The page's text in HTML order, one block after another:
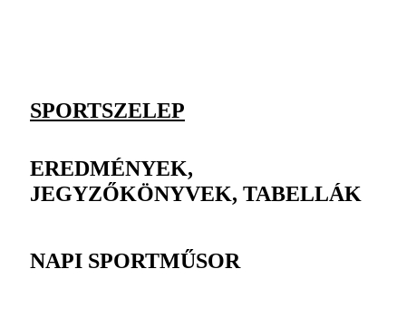
SPORTSZELEP
EREDMÉNYEK,
JEGYZŐKÖNYVEK, TABELLÁK
NAPI SPORTMŰSOR